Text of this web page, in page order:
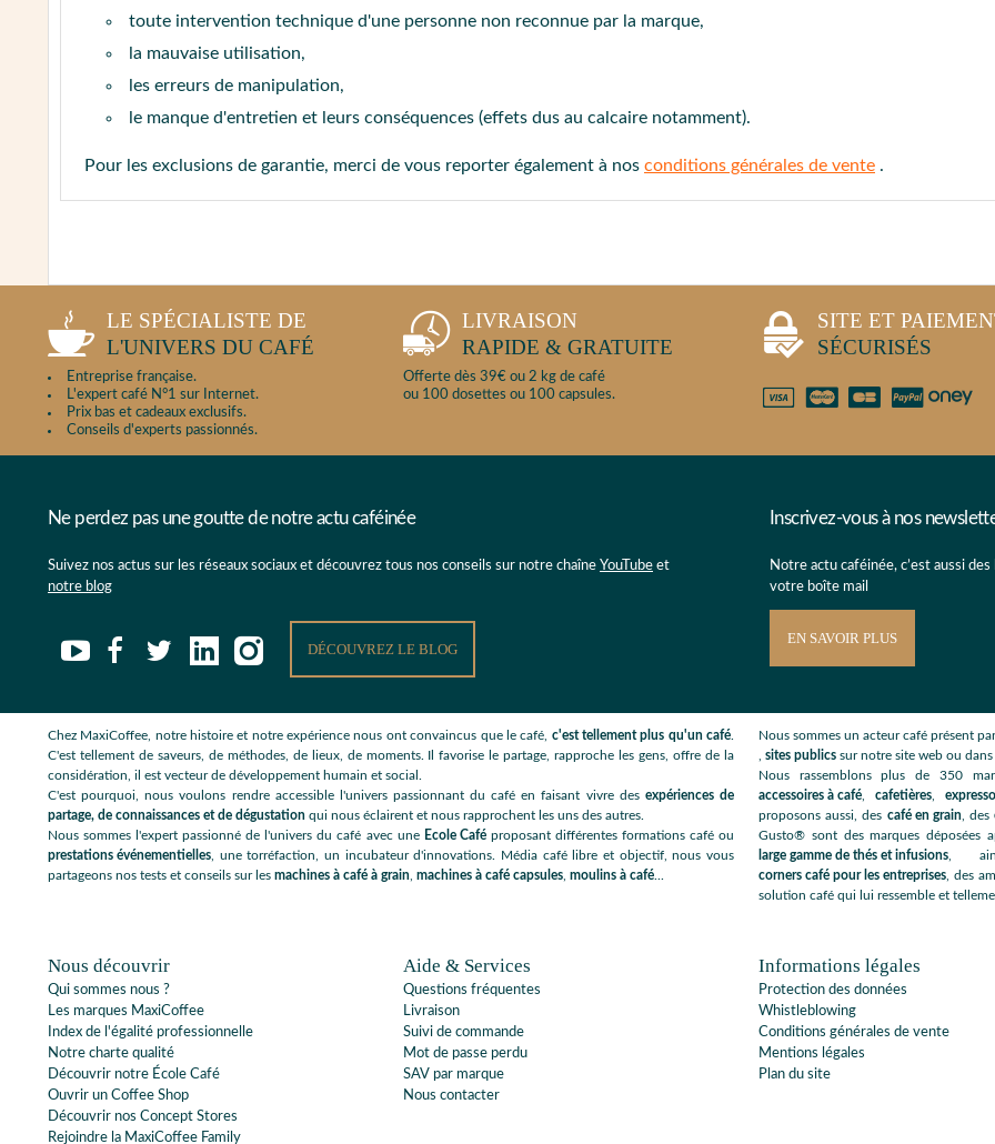
toute intervention technique d'une personne non reconnue par la marque,
la mauvaise utilisation,
les erreurs de manipulation,
le manque d'entretien et leurs conséquences (effets dus au calcaire notamment).
Pour les exclusions de garantie, merci de vous reporter également à nos conditions générales de vente .
LE SPÉCIALISTE DE
L'UNIVERS DU CAFÉ
Entreprise française.
L'expert café N°1 sur Internet.
Prix bas et cadeaux exclusifs.
Conseils d'experts passionnés.
LIVRAISON
RAPIDE & GRATUITE
Offerte dès 39€ ou 2 kg de café
ou 100 dosettes ou 100 capsules.
SITE ET
SÉCURISÉS
Ne perdez pas une goutte de notre actu caféinée
Suivez nos actus sur les réseaux sociaux et découvrez tous nos conseils sur notre chaîne YouTube et
notre blog
DÉCOUVREZ LE BLOG
Inscrivez-vous à nos
Notre actu caféinée, c’est aussi
votre boîte mail
EN SAVOIR PLUS
Chez MaxiCoffee, notre histoire et notre expérience nous ont convaincus que le café, c'est tellement plus qu'un café.
C'est tellement de saveurs, de méthodes, de lieux, de moments. Il favorise le partage, rapproche les gens, offre de la
considération, il est vecteur de développement humain et social.
C'est pourquoi, nous voulons rendre accessible l'univers passionnant du café en faisant vivre des expériences de
partage, de connaissances et de dégustation qui nous éclairent et nous rapprochent les uns des autres.
Nous sommes l'expert passionné de l'univers du café avec une Ecole Caféproposant différentes formations café ou
prestations événementielles , une torréfaction, un incubateur d'innovations. Média café libre et objectif, nous vous
partageons nos tests et conseils sur les machines à café à grain machines à café capsules moulins à café...
Nous sommes un acteur café présent
sites publics sur notre site web ou
Nous rassemblons plus de 350
accessoires à café
cafetières
proposons aussi, des café en grain, des
Gusto® sont des marques déposées
large gamme de thés et infusions ,
corners café pour les entreprises , des
solution café qui lui ressemble et
Nous découvrir
Qui sommes nous ?
Les marques MaxiCoffee
Index de l'égalité professionnelle
Notre charte qualité
Découvrir notre École Café
Ouvrir un Coffee Shop
Découvrir nos Concept Stores
Rejoindre la MaxiCoffee Family
Aide & Services
Questions fréquentes
Livraison
Suivi de commande
Mot de passe perdu
SAV par marque
Nous contacter
Informations légales
Protection des données
Whistleblowing
Conditions générales de vente
Mentions légales
Plan du site